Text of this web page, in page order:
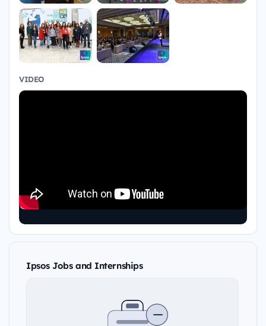
VIDEO
Ipsos Jobs and Internships